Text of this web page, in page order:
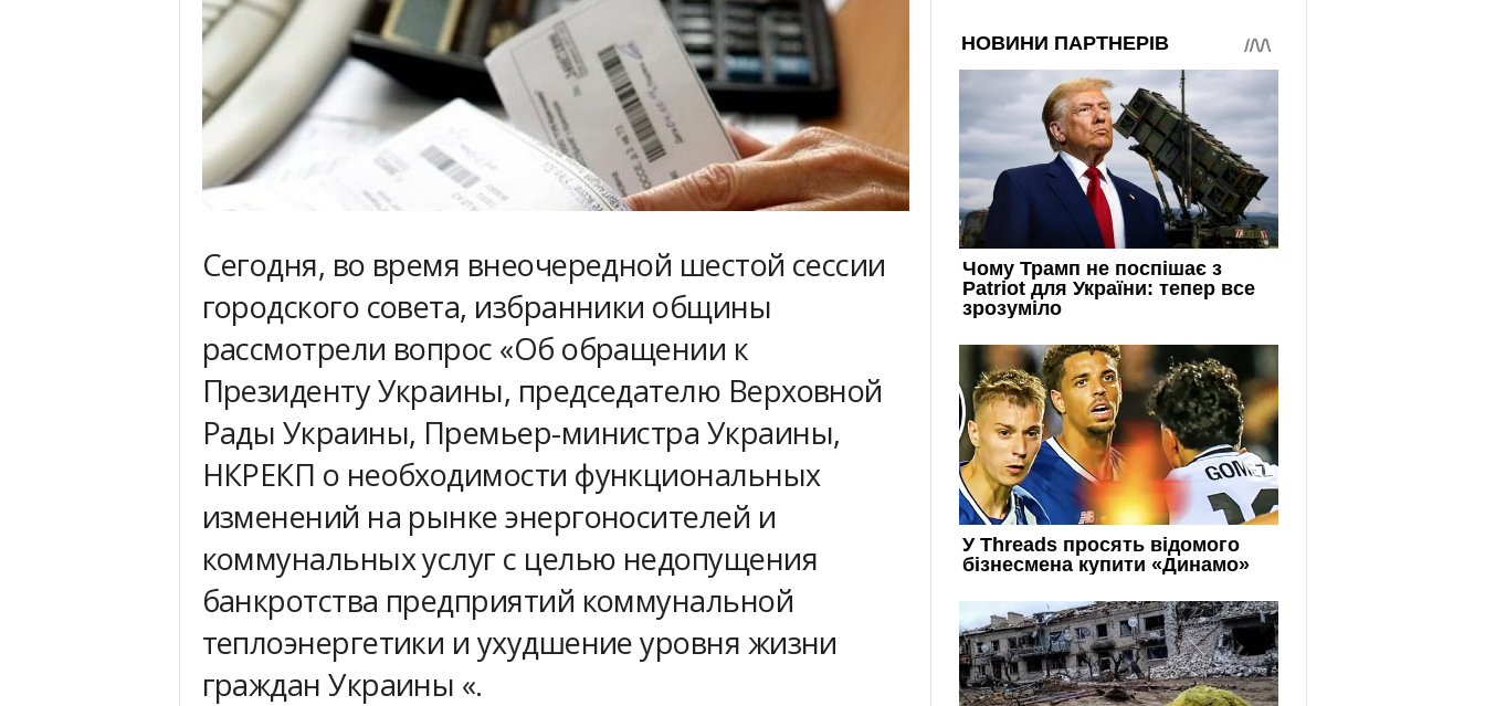
Сегодня, во время внеочередной шестой сессии
городского совета, избранники общины
рассмотрели вопрос «Об обращении к
Президенту Украины, председателю Верховной
Рады Украины, Премьер-министра Украины,
НКРЕКП о необходимости функциональных
изменений на рынке энергоносителей и
коммунальных услуг с целью недопущения
банкротства предприятий коммунальной
теплоэнергетики и ухудшение уровня жизни
граждан Украины «.